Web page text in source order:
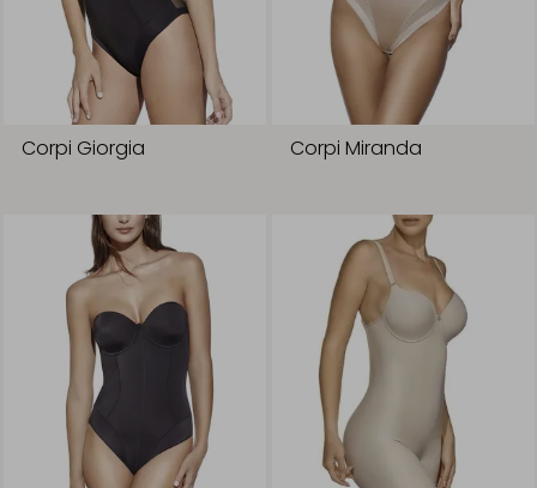
Corpi Giorgia Corpi Miranda